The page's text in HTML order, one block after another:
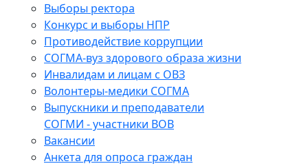
Выборы ректора
Конкурс и выборы НПР
Противодействие коррупции
СОГМА-вуз здорового образа жизни
Инвалидам и лицам с ОВЗ
Волонтеры-медики СОГМА
Выпускники и преподаватели
СОГМИ - участники ВОВ
Вакансии
Анкета для опроса граждан